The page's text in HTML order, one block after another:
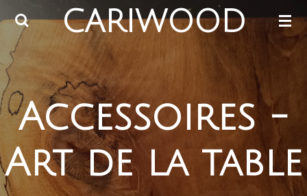
Passer
contenu
principal
CARIWOOD
Accessoires -
Art de la table